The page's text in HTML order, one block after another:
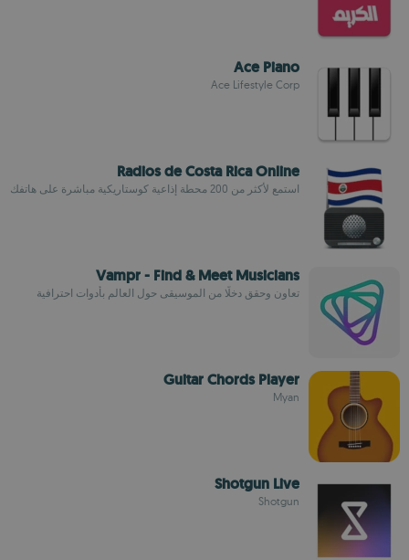
Ace Piano
Ace Lifestyle Corp
Radios de Costa Rica Online
استمع لأكثر من 200 محطة إذاعية كوستاريكية مباشرة على هاتفك
Vampr - Find & Meet Musicians
تعاون وحقق دخلًا من الموسيقى حول العالم بأدوات احترافية
Guitar Chords Player
Myan
Shotgun Live
Shotgun